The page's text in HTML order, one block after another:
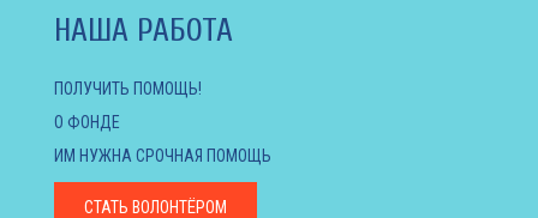
НАША РАБОТА
ПОЛУЧИТЬ ПОМОЩЬ!
О ФОНДЕ
ИМ НУЖНА СРОЧНАЯ ПОМОЩЬ
СТАТЬ ВОЛОНТЁРОМ